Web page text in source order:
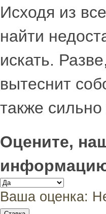
Исходя из
найти
искать.
вытеснит
также
Оцените,
Ваша оценка: